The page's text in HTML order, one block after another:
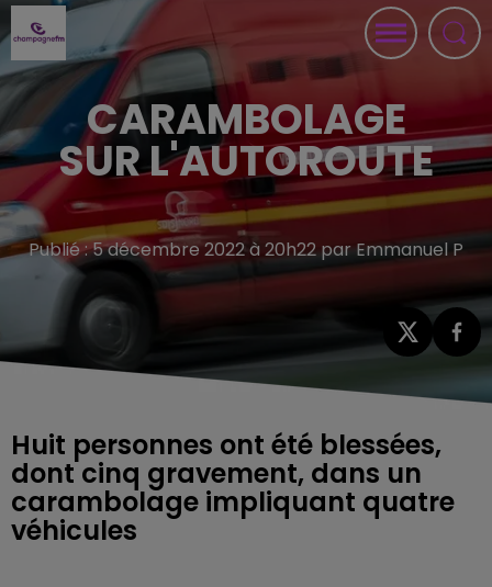
CARAMBOLAGE
SUR L'AUTOROUTE
Publié : 5 décembre 2022 à 20h22 par Emmanuel P
Huit personnes ont été blessées,
dont cinq gravement, dans un
carambolage impliquant quatre
véhicules